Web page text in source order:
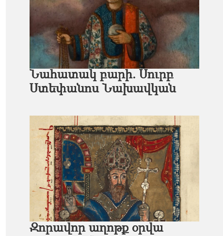
Նահատակ բարի. Սուրբ
Ստեփանոս Նախավկան
Զորավոր աղոթք օրվա